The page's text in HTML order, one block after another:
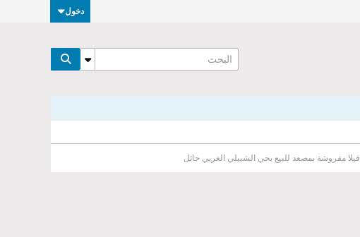
دخول
فيلا مفروشة بمصعد للبيع بحي الشبيلي الغربي حائل